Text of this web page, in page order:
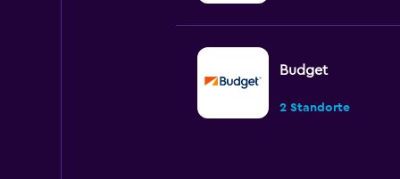
Budget
2 Standorte